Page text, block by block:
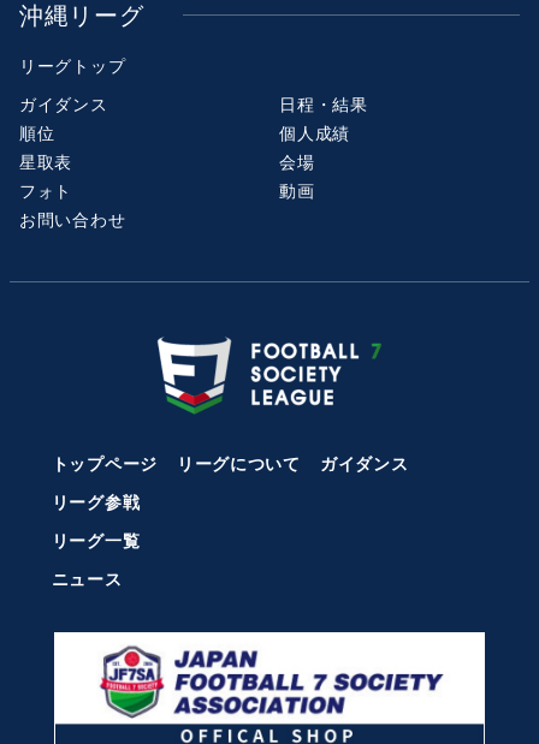
沖縄リーグ
リーグトップ
ガイダンス
日程・結果
順位
個人成績
星取表
会場
フォト
動画
お問い合わせ
トップページ リーグについて
ガイダンス
リーグ参戦
リーグ一覧
ニュース